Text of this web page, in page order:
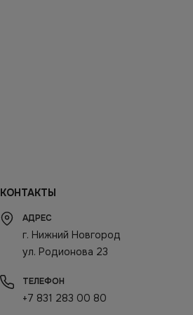
КОНТАКТЫ
АДРЕС
г. Нижний Новгород
ул. Родионова 23
ТЕЛЕФОН
+7 831 283 00 80